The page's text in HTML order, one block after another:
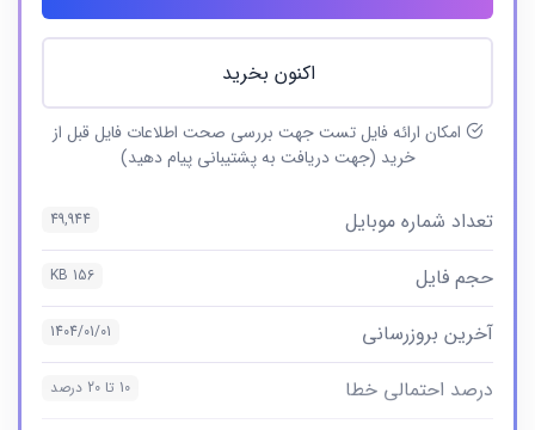
اکنون بخرید
امکان ارائه فایل تست جهت بررسی صحت اطلاعات فایل قبل از
خرید (جهت دریافت به پشتیبانی پیام دهید)
تعداد شماره موبایل 49,944
حجم فایل 156 KB
آخرین بروزرسانی 1404/01/01
درصد احتمالی خطا 10 تا 20 درصد